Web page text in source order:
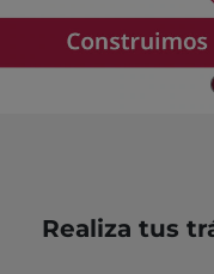
Realiza tus